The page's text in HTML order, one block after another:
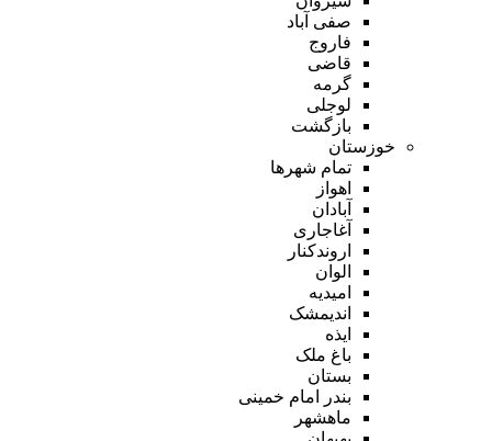
صفی آباد
فاروج
قاضی
گرمه
لوجلی
بازگشت
خوزستان
تمام شهر‌ها
اهواز
آبادان
آغاجاری
اروندکنار
الوان
امیدیه
اندیمشک
ایذه
باغ ملک
بستان
بندر امام خمینی
ماهشهر